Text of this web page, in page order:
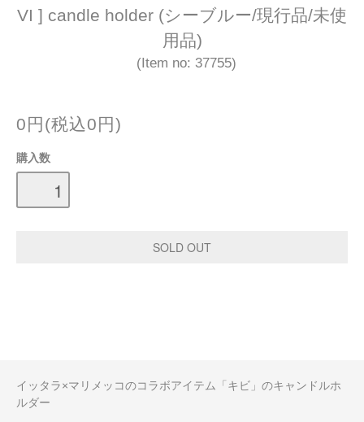
VI ] candle holder (シーブルー/現行品/未使
用品)
(Item no: 37755)
0円(税込0円)
購入数
イッタラ×マリメッコのコラボアイテム「キビ」のキャンドルホ
ルダー